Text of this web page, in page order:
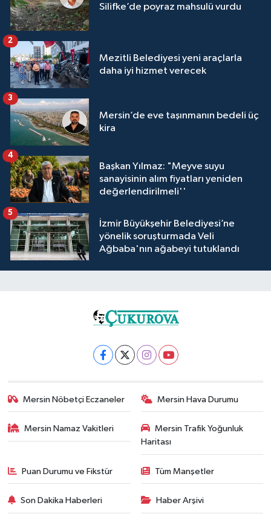
Silifke’de poyraz mahsulü vurdu
Mezitli Belediyesi yeni araçlarla
daha iyi hizmet verecek
2
Mersin’de eve taşınmanın bedeli üç
kira
3
Başkan Yılmaz: "Meyve suyu
sanayisinin alım fiyatları yeniden
değerlendirilmeli''
4
İzmir Büyükşehir Belediyesi’ne
yönelik soruşturmada Veli
Ağbaba'nın ağabeyi tutuklandı
5
Mersin Nöbetçi Eczaneler Mersin Hava Durumu
Mersin Namaz Vakitleri
Mersin Trafik Yoğunluk
Haritası
Puan Durumu ve Fikstür Tüm Manşetler
Son Dakika Haberleri Haber Arşivi